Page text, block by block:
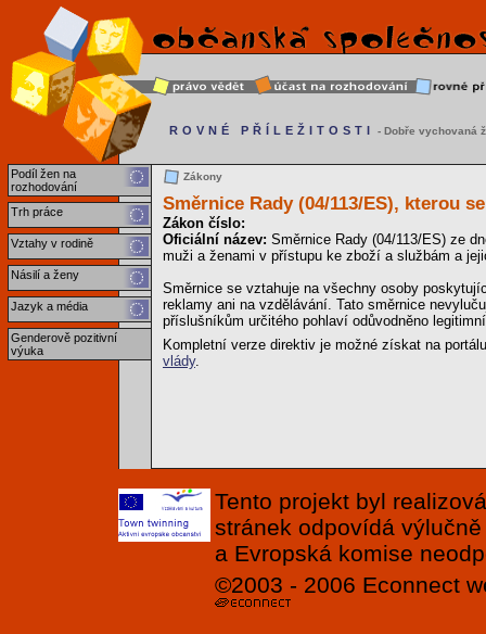
Podíl žen na
rozhodování
Trh práce
Vztahy v rodině
Násilí a ženy
Jazyk a média
Genderově pozitivní
výuka
ROVNÉ PŘÍLEŽITOSTI - Dobře vychovaná
Zákony
Směrnice Rady (04/113/ES), kterou
Zákon číslo:
Oficiální název: Směrnice Rady (04/113/ES) ze
muži a ženami v přístupu ke zboží a službám a
Směrnice se vztahuje na všechny osoby
reklamy ani na vzdělávání. Tato směrnice
příslušníkům určitého pohlaví odůvodněno
Kompletní verze direktiv je možné získat na
vlády.
Tento projekt byl
stránek odpovídá
a Evropská komise
©2003 - 2006 Econnect